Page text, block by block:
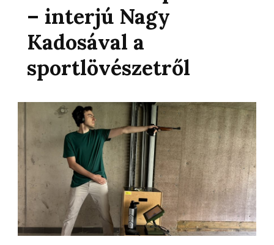
– interjú Nagy
Kadosával a
sportlövészetről